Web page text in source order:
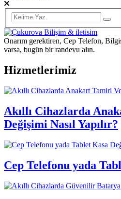
Onarım gerektiren, Cep Telefon,
varsa, bugün bir randevu alın.
Hizmetlerimiz
Akıllı Cihazlarda
Değişimi Nasıl Yapılır?
Cep Telefonu yada